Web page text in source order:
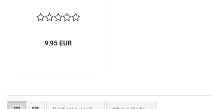
9,95 EUR